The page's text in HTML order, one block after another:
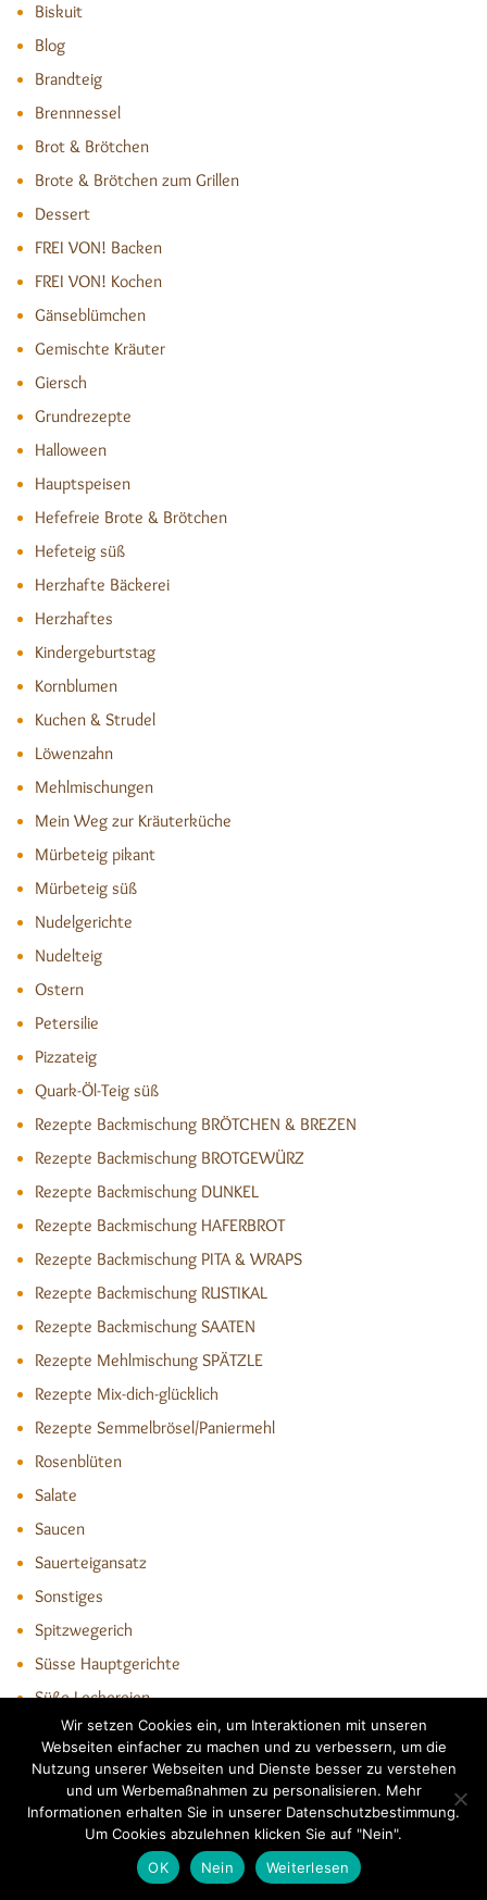
Biskuit
Blog
Brandteig
Brennnessel
Brot & Brötchen
Brote & Brötchen zum Grillen
Dessert
FREI VON! Backen
FREI VON! Kochen
Gänseblümchen
Gemischte Kräuter
Giersch
Grundrezepte
Halloween
Hauptspeisen
Hefefreie Brote & Brötchen
Hefeteig süß
Herzhafte Bäckerei
Herzhaftes
Kindergeburtstag
Kornblumen
Kuchen & Strudel
Löwenzahn
Mehlmischungen
Mein Weg zur Kräuterküche
Mürbeteig pikant
Mürbeteig süß
Nudelgerichte
Nudelteig
Ostern
Petersilie
Pizzateig
Quark-Öl-Teig süß
Rezepte Backmischung BRÖTCHEN & BREZEN
Rezepte Backmischung BROTGEWÜRZ
Rezepte Backmischung DUNKEL
Rezepte Backmischung HAFERBROT
Rezepte Backmischung PITA & WRAPS
Rezepte Backmischung RUSTIKAL
Rezepte Backmischung SAATEN
Rezepte Mehlmischung SPÄTZLE
Rezepte Mix-dich-glücklich
Rezepte Semmelbrösel/Paniermehl
Rosenblüten
Salate
Saucen
Sauerteigansatz
Sonstiges
Spitzwegerich
Süsse Hauptgerichte
Süße Leckereien
Süsses Kleingebäck
Torten
Trockene Kuchen
Vorratsleckerei
Wir setzen Cookies ein, um Interaktionen mit unseren
Webseiten einfacher zu machen und zu verbessern, um die
Nutzung unserer Webseiten und Dienste besser zu verstehen
und um Werbemaßnahmen zu personalisieren. Mehr
Informationen erhalten Sie in unserer Datenschutzbestimmung.
Um Cookies abzulehnen klicken Sie auf "Nein".
OK
Nein Weiterlesen